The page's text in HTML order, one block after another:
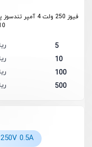
فیوز 250 ولت 4 آمپر تندسوز پکیج 2410
5
10
100
500
0.5A